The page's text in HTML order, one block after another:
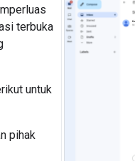
terbuka
untuk
pihak